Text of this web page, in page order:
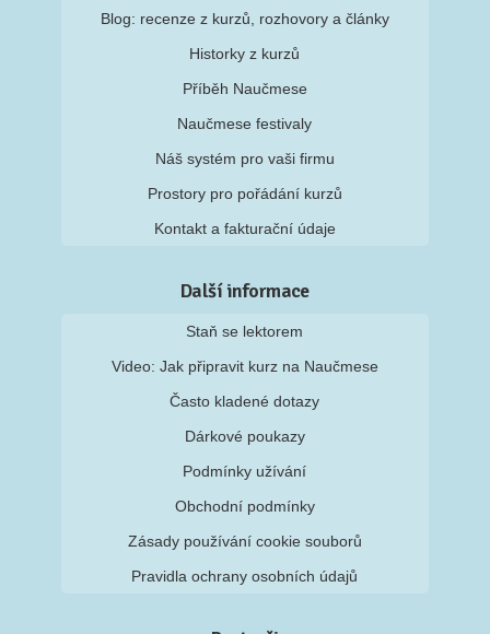
Blog: recenze z kurzů, rozhovory a články
Historky z kurzů
Příběh Naučmese
Naučmese festivaly
Náš systém pro vaši firmu
Prostory pro pořádání kurzů
Kontakt a fakturační údaje
Další informace
Staň se lektorem
Video: Jak připravit kurz na Naučmese
Často kladené dotazy
Dárkové poukazy
Podmínky užívání
Obchodní podmínky
Zásady používání cookie souborů
Pravidla ochrany osobních údajů